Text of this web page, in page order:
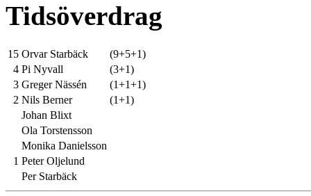
Tidsöverdrag
15 Orvar Starbäck
(9+5+1)
4 Pi Nyvall
(3+1)
3 Greger Nässén
(1+1+1)
2 Nils Berner
(1+1)
Johan Blixt
Ola Torstensson
Monika Danielsson
1 Peter Oljelund
Per Starbäck